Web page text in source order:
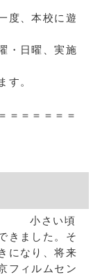
度、本校に遊
・日曜、実施
す。
＝＝＝＝＝＝
小さい頃
きました。そ
になり、将来
フィルムセン